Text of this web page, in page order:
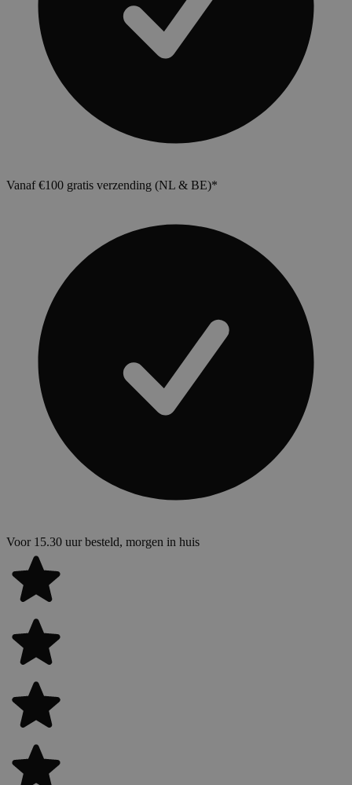
Vanaf €100 gratis verzending (NL & BE)*
Voor 15.30 uur besteld, morgen in huis